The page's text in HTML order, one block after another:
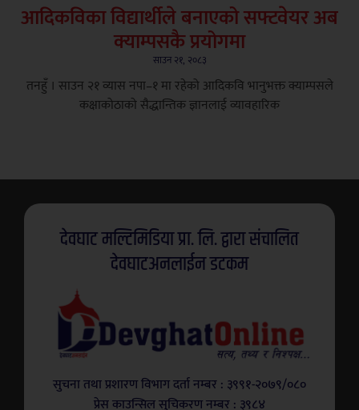
आदिकविका विद्यार्थीले बनाएको सफ्टवेयर अब
क्याम्पसकै प्रयोगमा
साउन २१, २०८३
तनहुँ । साउन २१ ​व्यास नपा–१ मा रहेको आदिकवि भानुभक्त क्याम्पसले
कक्षाकोठाको सैद्धान्तिक ज्ञानलाई व्यावहारिक
देवघाट मल्टिमिडिया प्रा. लि. द्वारा संचालित
देवघाटअनलाईन डटकम
सुचना तथा प्रशारण विभाग दर्ता नम्बर : ३९९१-२०७९/०८०
प्रेस काउन्सिल सुचिकरण नम्बर : ३९८४